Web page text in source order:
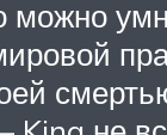
можно